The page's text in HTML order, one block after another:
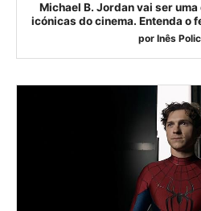
Michael B. Jordan vai ser
icónicas do cinema. Entenda o
por Inês